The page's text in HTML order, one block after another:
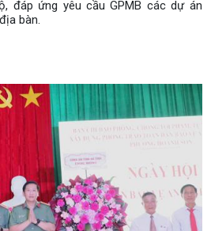
đáp ứng yêu cầu GPMB các dự án
bàn.